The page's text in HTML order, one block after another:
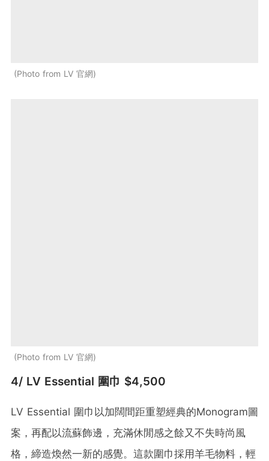
Photo from LV 官網
Photo from LV 官網
4/ LV Essential 圍巾 $4,500
LV Essential 圍巾以加闊間距重塑經典的Monogram圖
案，再配以流蘇飾邊，充滿休閒感之餘又不失時尚風
格，締造煥然一新的感覺。這款圍巾採用羊毛物料，輕